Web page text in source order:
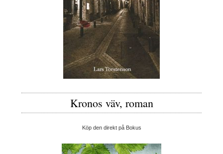
Kronos väv, roman
Köp den direkt på Bokus